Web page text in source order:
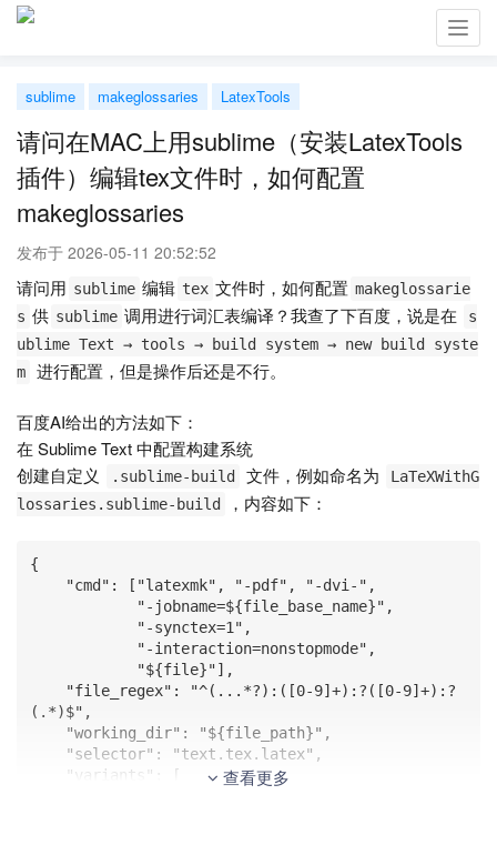
sublime makeglossaries LatexTools
请问在MAC上用sublime（安装LatexTools
插件）编辑tex文件时，如何配置
makeglossaries
发布于 2026-05-11 20:52:52
请问用 sublime 编辑 tex 文件时，如何配置 makeglossarie
s 供 sublime 调用进行词汇表编译？我查了下百度，说是在
s
ublime Text → tools → build system → new build syste
m
进行配置，但是操作后还是不行。
百度AI给出的方法如下：
在 Sublime Text 中配置构建系统‌
创建自定义
.sublime-build 文件，例如命名为
LaTeXWithG
lossaries.sublime-build
，内容如下：
{
(.*)$",
查看更多